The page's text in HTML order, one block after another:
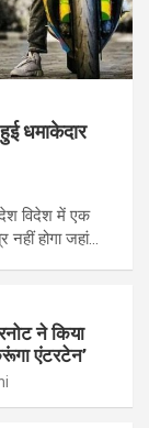
धमाकेदार
विदेश में एक
होगा जहां…
ने किया
एंटरटेन’